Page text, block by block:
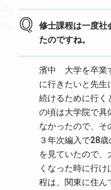
修士課程は一度社
たのですね。
濱中 大学を卒業
に行きたいと先生
続けるために行く
の頃は大学院で具
なかったので、そ
３年次編入で28
を見ていたので、
くなった時に行
程は、関東に住ん